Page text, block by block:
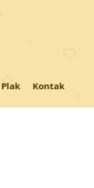
Plak Kontak